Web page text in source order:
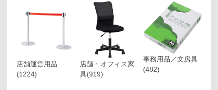
店舗運営用品
(1224)
店舗・オフィス家
具(919)
事務用品／文房具
(482)